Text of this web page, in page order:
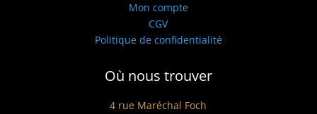
Mon compte
CGV
Politique de confidentialité
Où nous trouver
4 rue Maréchal Foch